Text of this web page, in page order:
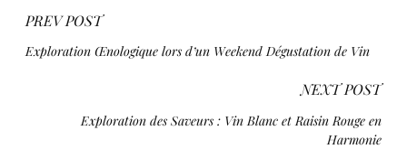
PREV POST
Exploration Œnologique lors d’un Weekend Dégustation de Vin
NEXT POST
Exploration des Saveurs : Vin Blanc et Raisin Rouge en
Harmonie